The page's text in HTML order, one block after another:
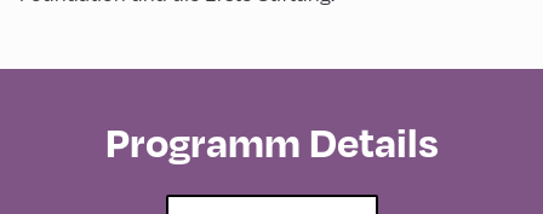
Programm Details